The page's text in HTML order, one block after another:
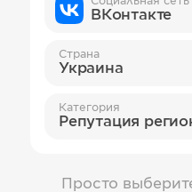
ВКонтакте
Страна
Украина
Категория
Репутация
Просто